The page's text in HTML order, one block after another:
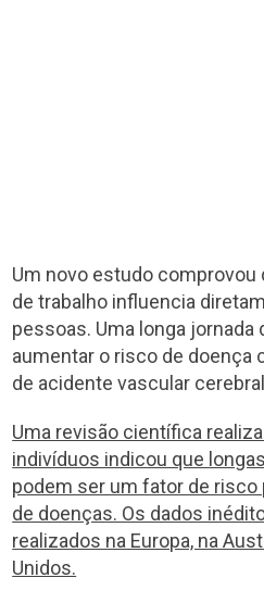
Um novo estudo comprovou
de trabalho influencia
pessoas. Uma longa jornada
aumentar o risco de doença
de acidente vascular
Uma revisão científica
indivíduos indicou que
podem ser um fator de
de doenças. Os dados
realizados na Europa, na
Unidos.